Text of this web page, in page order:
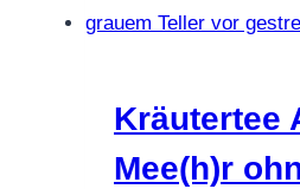
Kräutertee
Mee(h)r